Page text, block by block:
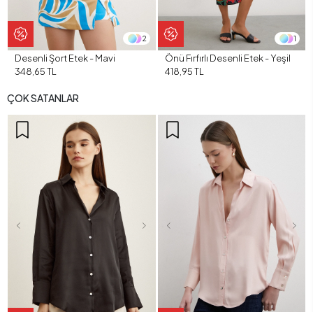
2
Desenli Şort Etek - Mavi
348,65 TL
1
Önü Fırfırlı Desenli Etek - Yeşil
418,95 TL
ÇOK SATANLAR